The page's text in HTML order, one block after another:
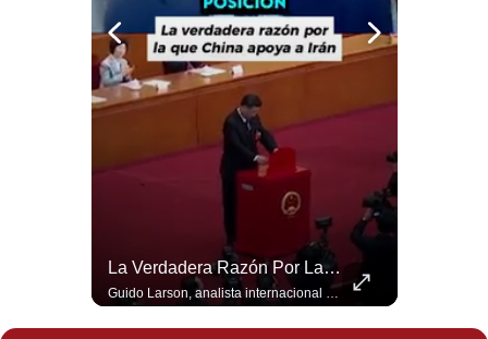
La Verdadera Razón Por La Que China Apoya A Irán | Gestión Mundo
Guido Larson, analista internacional explica que la guerra no puede entenderse únicamente como un enfrentamiento entre Estados Unidos e Irán, sino también dentro de la competencia global entre Washington y Pekín. El analista sostiene que China mantiene su relación petrolera con Irán y que le interesa que Estados Unidos consuma recursos y pierda influencia. 🚀 ¿Quieres entender el mundo sin ruido? Únete a nuestra comunidad y forma parte del cambio. #GestiónNewsroomLive #NoticiasGlobales #AnálisisGeopolítico #EconomíaMundial #IA #Geopolítica #LatinosEnUSA #NoticiasEnEspañol 👉 Suscríbete y activa la campana para no perderte nuestro análisis diario. 🌎 Síguenos en nuestras redes sociales: 📌 Web oficial: https://gestion.pe/mundo/ 📌 LinkedIn: http://bit.ly/3HYIET0 📌 X (Twitter): http://bit.ly/4noZtX9 📌 TikTok: http://bit.ly/4evB6TO